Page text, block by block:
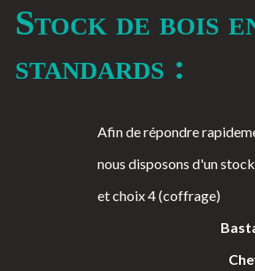
Stock de bois
standards :
Afin de répondre
nous disposons d'un
et choix 4 (coffrage)